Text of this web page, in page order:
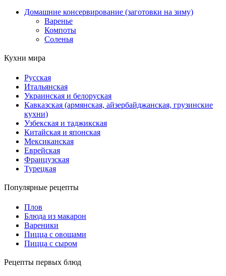
Домашние консервирование (заготовки на зиму)
Варенье
Компоты
Соленья
Кухни мира
Русская
Итальянская
Украинская и белоруская
Кавказская (армянская, айзербайджанская, грузинские
кухни)
Узбекская и таджикская
Китайская и японская
Мексиканская
Еврейская
Французская
Турецкая
Популярные рецепты
Плов
Блюда из макарон
Вареники
Пицца с овощами
Пицца с сыром
Рецепты первых блюд